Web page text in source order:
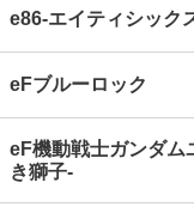
e86‐エイティシック
eFブルーロック
eF機動戦士ガンダム
き獅子‐